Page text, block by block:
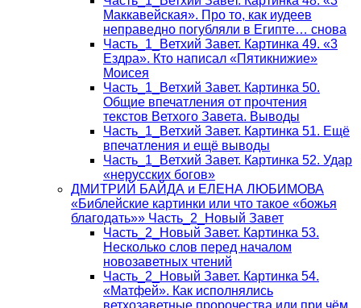
Маккавейская». Про то, как иудеев
неправедно погубляли в Египте… снова
Часть_1_Ветхий Завет. Картинка 49. «3
Ездра». Кто написал «Пятикнижие»
Моисея
Часть_1_Ветхий Завет. Картинка 50.
Общие впечатления от прочтения
текстов Ветхого Завета. Выводы
Часть_1_Ветхий Завет. Картинка 51. Ещё
впечатления и ещё выводы
Часть_1_Ветхий Завет. Картинка 52. Удар
«нерусских богов»
ДМИТРИЙ БАЙДА и ЕЛЕНА ЛЮБИМОВА
«Библейские картинки или что такое «божья
благодать»» Часть_2_Новый Завет
Часть_2_Новый Завет. Картинка 53.
Несколько слов перед началом
новозаветных чтений
Часть_2_Новый Завет. Картинка 54.
«Матфей». Как исполнялись
ветхозаветные пророчества или при чём